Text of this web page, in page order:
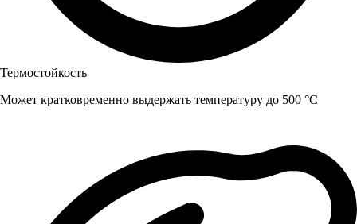
Термостойкость
Может кратковременно выдержать температуру до 500 °C